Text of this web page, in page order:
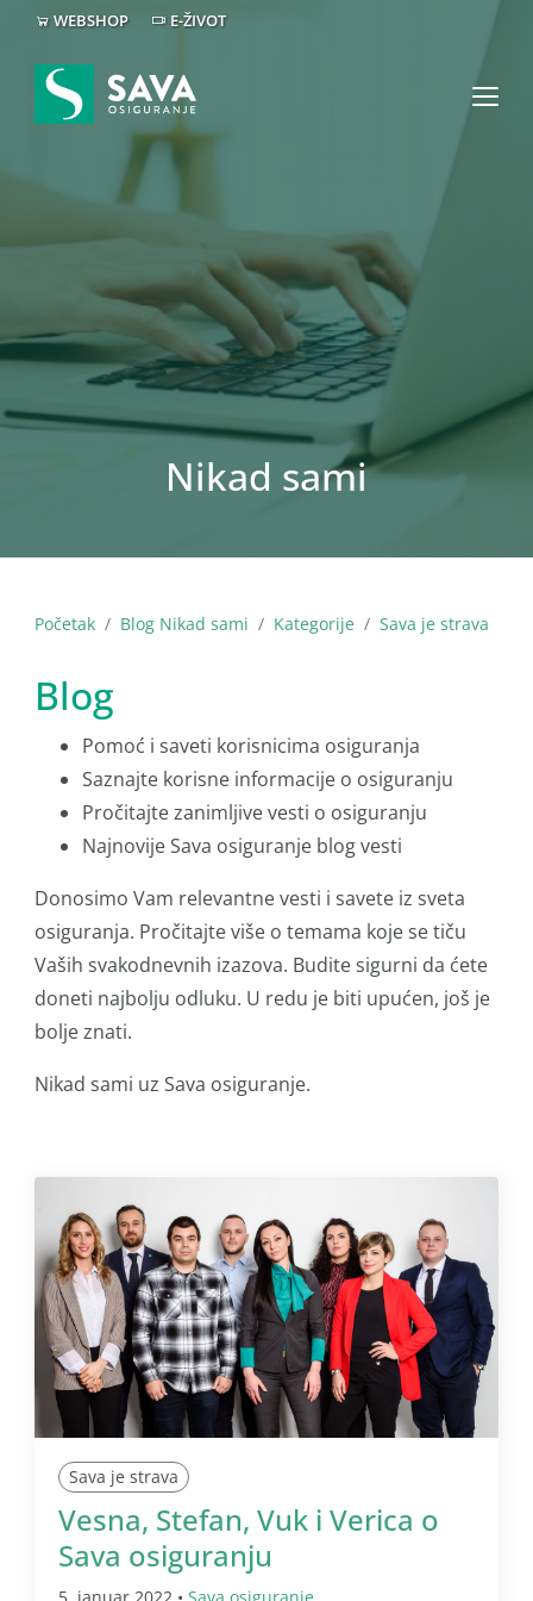
WEBSHOP E-ŽIVOT
Nikad sami
Početak Blog Nikad sami Kategorije Sava je strava
Blog
Pomoć i saveti korisnicima osiguranja
Saznajte korisne informacije o osiguranju
Pročitajte zanimljive vesti o osiguranju
Najnovije Sava osiguranje blog vesti
Donosimo Vam relevantne vesti i savete iz sveta
osiguranja. Pročitajte više o temama koje se tiču
Vaših svakodnevnih izazova. Budite sigurni da ćete
doneti najbolju odluku. U redu je biti upućen, još je
bolje znati.
Nikad sami uz Sava osiguranje.
Sava je strava
Vesna, Stefan, Vuk i Verica o
Sava osiguranju